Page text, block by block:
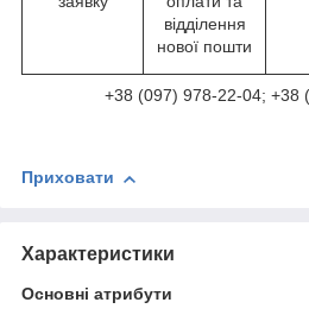
відділення
нової пошти
+38 (097) 978-22-04; +38
Приховати
Характеристики
Основні атрибути